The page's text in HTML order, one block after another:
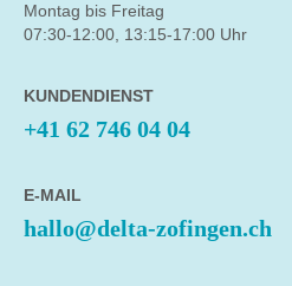
Montag bis Freitag
07:30-12:00, 13:15-17:00 Uhr
KUNDENDIENST
+41 62 746 04 04
E-MAIL
hallo@delta-zofingen.ch